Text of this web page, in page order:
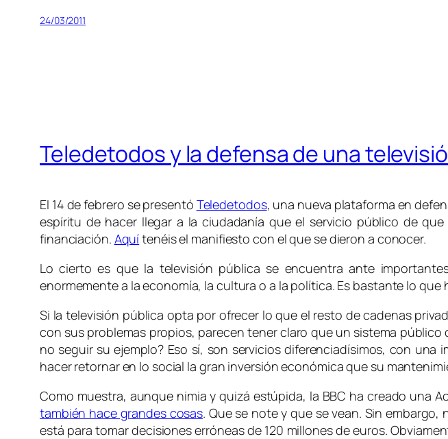
24/03/2011
Teledetodos y la defensa de una
El 14 de febrero se presentó Teledetodos, una nueva plataforma en
espíritu de hacer llegar a la ciudadanía que el servicio público de
financiación. Aquítenéis el manifiesto con el que se dieron a conocer.
Lo cierto es que la televisión pública se encuentra ante
enormemente a la economía, la cultura o a la política. Es bastante lo que
Si la televisión pública opta por ofrecer lo que el resto de cadenas
con sus problemas propios, parecen tener claro que un sistema
no seguir su ejemplo? Eso sí, son servicios diferenciadísimos, con
hacer retornar en lo social la gran inversión económica que su
Como muestra, aunque nimia y quizá estúpida, la BBC ha creado una
también hace grandes cosas. Que se note y que se vean. Sin embargo,
está para tomar decisiones erróneas de 120 millones de euros.